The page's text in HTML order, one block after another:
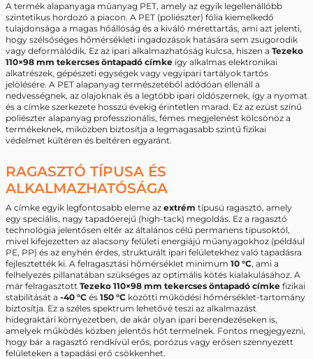
A termék alapanyaga műanyag PET, amely az egyik legellenállóbb
szintetikus hordozó a piacon. A PET (poliészter) fólia kiemelkedő
tulajdonsága a magas hőállóság és a kiváló mérettartás, ami azt jelenti,
hogy szélsőséges hőmérsékleti ingadozások hatására sem zsugorodik
vagy deformálódik. Ez az ipari alkalmazhatóság kulcsa, hiszen a Tezeko
110×98 mm tekercses öntapadó címke így alkalmas elektronikai
alkatrészek, gépészeti egységek vagy vegyipari tartályok tartós
jelölésére. A PET alapanyag természetéből adódóan ellenáll a
nedvességnek, az olajoknak és a legtöbb ipari oldószernek, így a nyomat
és a címke szerkezete hosszú évekig érintetlen marad. Ez az ezüst színű
poliészter alapanyag professzionális, fémes megjelenést kölcsönöz a
termékeknek, miközben biztosítja a legmagasabb szintű fizikai
védelmet kültéren és beltéren egyaránt.
RAGASZTÓ TÍPUSA ÉS
ALKALMAZHATÓSÁGA
A címke egyik legfontosabb eleme az extrém típusú ragasztó, amely
egy speciális, nagy tapadóerejű (high-tack) megoldás. Ez a ragasztó
technológia jelentősen eltér az általános célú permanens típusoktól,
mivel kifejezetten az alacsony felületi energiájú műanyagokhoz (például
PE, PP) és az enyhén érdes, strukturált ipari felületekhez való tapadásra
fejlesztették ki. A felragasztási hőmérséklet minimum 10 °C, ami a
felhelyezés pillanatában szükséges az optimális kötés kialakulásához. A
már felragasztott Tezeko 110×98 mm tekercses öntapadó címke fizikai
stabilitását a -40 °C és 150 °C közötti működési hőmérséklet-tartomány
biztosítja. Ez a széles spektrum lehetővé teszi az alkalmazást
hidegraktári környezetben, de akár olyan ipari berendezéseken is,
amelyek működés közben jelentős hőt termelnek. Fontos megjegyezni,
hogy bár a ragasztó rendkívül erős, porózus vagy erősen szennyezett
felületeken a tapadási erő csökkenhet.